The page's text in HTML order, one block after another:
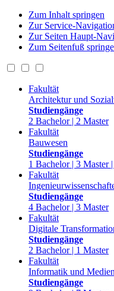
Zum Inhalt springen
Zur Service-
Zur Seiten Haupt-
Zum Seitenfuß
Fakultät
Architektur und
Studiengänge
2 Bachelor | 2 Master
Fakultät
Bauwesen
Studiengänge
1 Bachelor | 3 Master
Fakultät
Studiengänge
4 Bachelor | 3 Master
Fakultät
Digitale
Studiengänge
2 Bachelor | 1 Master
Fakultät
Informatik und Medien
Studiengänge